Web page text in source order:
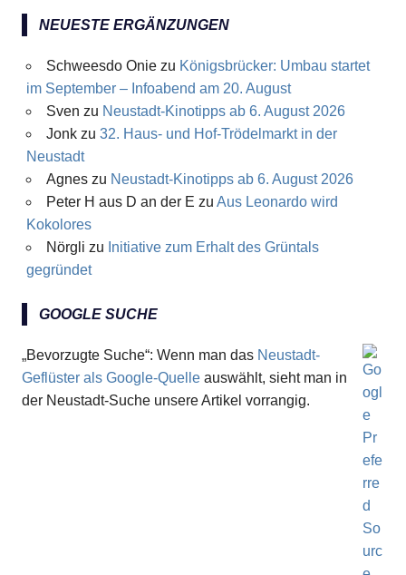
NEUESTE ERGÄNZUNGEN
Schweesdo Oniezu Königsbrücker: Umbau startet
im September – Infoabend am 20. August
Sven zu Neustadt-Kinotipps ab 6. August 2026
Jonkzu 32. Haus- und Hof-Trödelmarkt in der
Neustadt
Agneszu Neustadt-Kinotipps ab 6. August 2026
Peter H aus D an der E zu Aus Leonardo wird
Kokolores
Nörgli zu Initiative zum Erhalt des Grüntals
gegründet
GOOGLE SUCHE
„Bevorzugte Suche“: Wenn man das Neustadt-
Geflüster als Google-Quelle auswählt, sieht man in
der Neustadt-Suche unsere Artikel vorrangig.